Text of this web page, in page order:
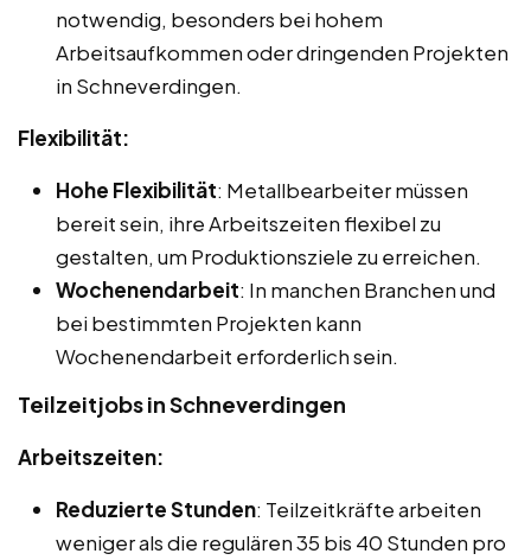
notwendig, besonders bei hohem
Arbeitsaufkommen oder dringenden Projekten
in Schneverdingen.
Flexibilität:
Hohe Flexibilität: Metallbearbeiter müssen
bereit sein, ihre Arbeitszeiten flexibel zu
gestalten, um Produktionsziele zu erreichen.
Wochenendarbeit: In manchen Branchen und
bei bestimmten Projekten kann
Wochenendarbeit erforderlich sein.
Teilzeitjobs in Schneverdingen
Arbeitszeiten:
Reduzierte Stunden: Teilzeitkräfte arbeiten
weniger als die regulären 35 bis 40 Stunden pro